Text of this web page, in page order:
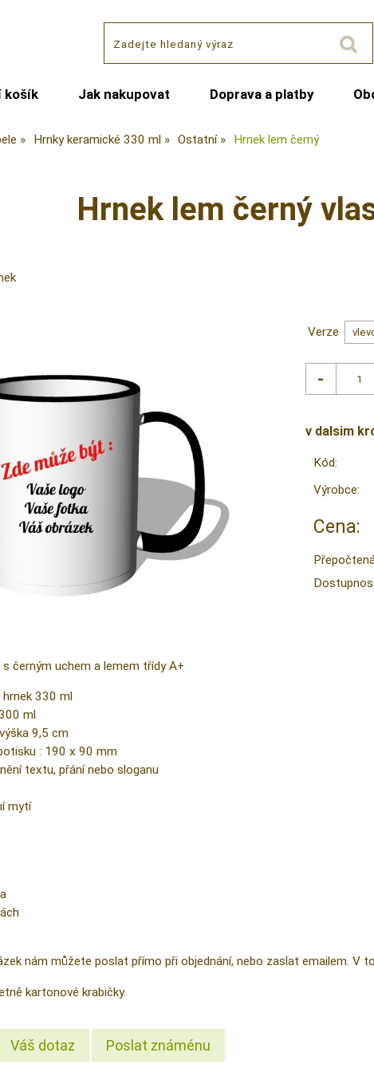
košík Jak nakupovat Doprava a platby
Hrnky keramické 330 ml Ostatní Hrnek lem černý
Hrnek lem černý
Verze
v dalsim
Kód:
Výrobce:
Cena:
s černým uchem a lemem třídy A+
hrnek 330 ml
ml
9,5 cm
: 190 x 90 mm
textu, přání nebo sloganu
mytí
nám můžete poslat přímo při objednání, nebo zaslat emailem. V
kartonové krabičky.
Váš dotaz Poslat známénu